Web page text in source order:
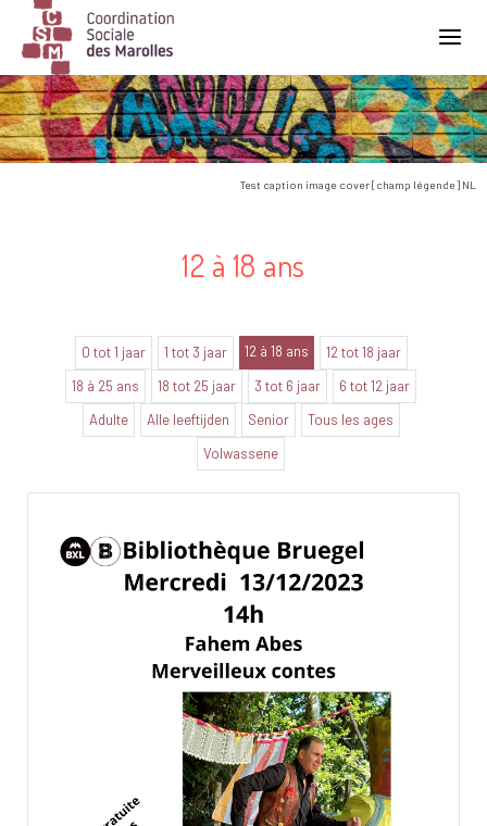
Main Navigation
Test caption image cover [champ légende] NL
12 à 18 ans
0 tot 1 jaar 1 tot 3 jaar 12 à 18 ans
12 tot 18 jaar
18 à 25 ans
18 tot 25 jaar 3 tot 6 jaar
6 tot 12 jaar
Adulte
Alle leeftijden Senior
Tous les ages
Volwassene